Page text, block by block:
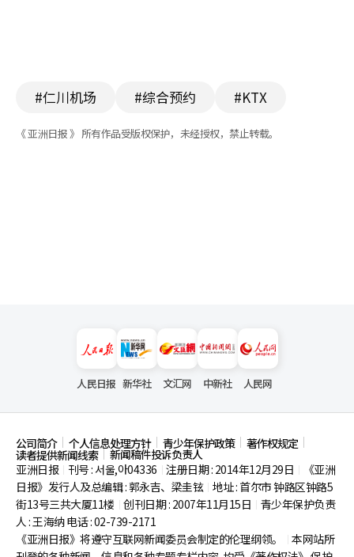
#仁川机场 #综合预约 #KTX
《 亚洲日报 》 所有作品受版权保护，未经授权，禁止转载。
人民日报 新华社 文汇网 中新社 人民网
公司简介 个人信息处理方针 青少年保护政策 著作权规定
读者提供新闻线索
新闻稿件投诉负责人
亚洲日报
刊号 : 서울,아04336 注册日期 : 2014年12月29日
《亚洲
日报》发行人及总编辑 : 郭永吉、梁圭铉 地址 : 首尔市钟路区钟路5
街13号三共大厦11楼 创刊日期 : 2007年11月15日
青少年保护负责
人 : 王海纳 电话 : 02-739-2171
《亚洲日报》将遵守互联网新闻委员会制定的伦理纲领。
本网站所